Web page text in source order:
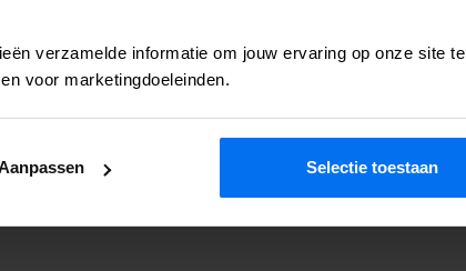
verzamelde informatie om jouw ervaring op onze site te
voor marketingdoeleinden.
Selectie toestaan